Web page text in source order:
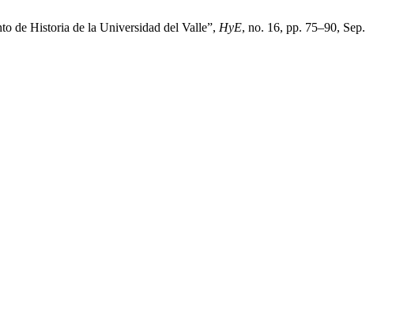
de Historia de la Universidad del Valle”, HyE, no. 16, pp. 75–90, Sep.